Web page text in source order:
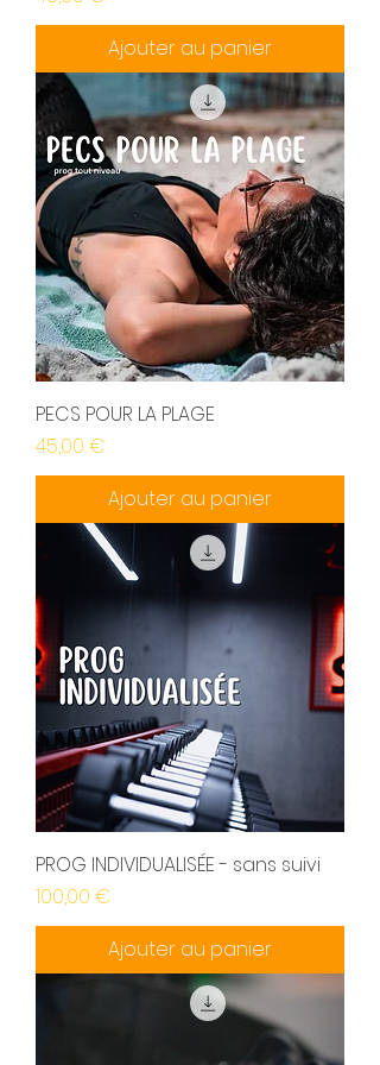
Ajouter au panier
PECS POUR LA PLAGE
Prix
45,00 €
Ajouter au panier
PROG INDIVIDUALISÉE - sans suivi
Prix
100,00 €
Ajouter au panier